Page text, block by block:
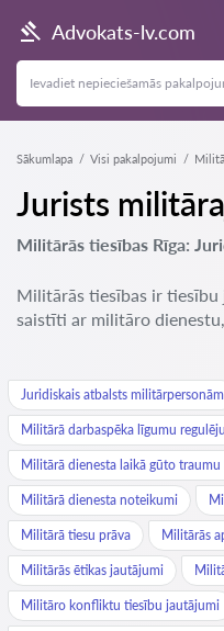
Advokats-lv.com
Sākumlapa Visi pakalpojumi
Jurists
Militārās tiesības Rīga:
Militārās tiesības ir tiesību
saistīti ar militāro
Juridiskais atbalsts militārpersonām
Militārā darbaspēka līgumu
Militārā dienesta laikā gūto
Militārā dienesta noteikumi
Militārā tiesu prāva Militārās
Militārās ētikas jautājumi
Militāro konfliktu tiesību jautājumi